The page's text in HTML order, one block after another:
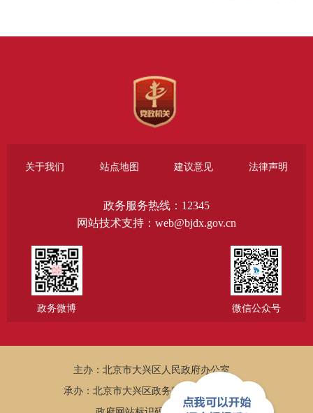
关于我们 站点地图 建议意见 法律声明
政务服务热线：12345
网站技术支持：web@bjdx.gov.cn
政务微博 微信公众号
主办：北京市大兴区人民政府办公室
承办：北京市大兴区政务服务和数据管理局